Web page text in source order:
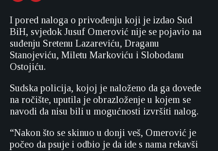
I pored naloga o privođenju koji je izdao Sud
BiH, svjedok Jusuf Omerović nije se pojavio na
suđenju Sretenu Lazareviću, Draganu
Stanojeviću, Miletu Markoviću i Slobodanu
Ostojiću.
Sudska policija, kojoj je naloženo da ga dovede
na ročište, uputila je obrazloženje u kojem se
navodi da nisu bili u mogućnosti izvršiti nalog.
“Nakon što se skinuo u donji veš, Omerović je
počeo da psuje i odbio je da ide s nama rekavši